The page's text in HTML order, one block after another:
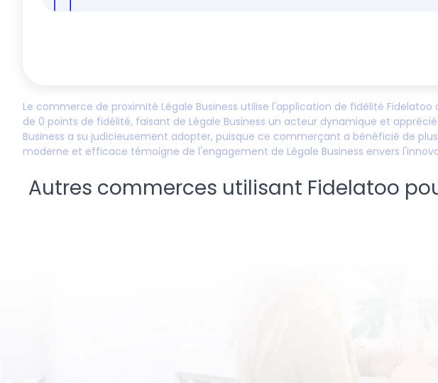
Le commerce de proximité Légale Business utilise l'application de fidélité Fidelatoo
de 0 points de fidélité, faisant de Légale Business un acteur dynamique et
Business a su judicieusement adopter, puisque ce commerçant a bénéficié de
moderne et efficace témoigne de l'engagement de Légale Business envers
Autres commerces utilisant Fidelatoo